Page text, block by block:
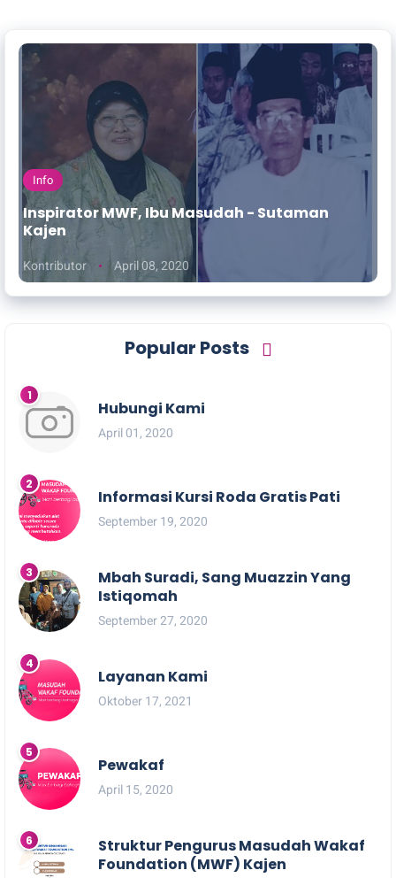
Info
Inspirator MWF, Ibu Masudah - Sutaman
Kajen
Kontributor April 08, 2020
Popular Posts
Hubungi Kami
April 01, 2020
Informasi Kursi Roda Gratis Pati
September 19, 2020
Mbah Suradi, Sang Muazzin Yang
Istiqomah
September 27, 2020
Layanan Kami
Oktober 17, 2021
Pewakaf
April 15, 2020
Struktur Pengurus Masudah Wakaf
Foundation (MWF) Kajen